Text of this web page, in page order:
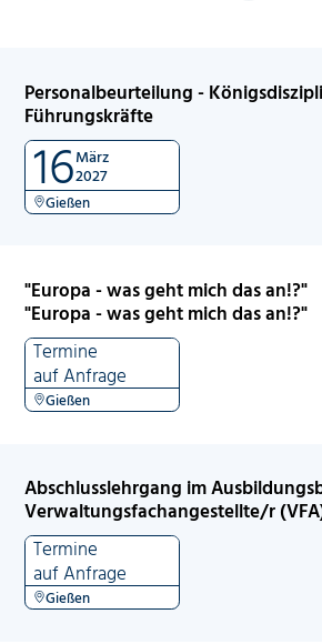
Personalbeurteilung -
Führungskräfte
16März
2027
Gießen
"Europa - was geht mich das an!?"
"Europa - was geht mich das an!?"
Termine
auf Anfrage
Gießen
Abschlusslehrgang im
Verwaltungsfachangestellte/r
Termine
auf Anfrage
Gießen